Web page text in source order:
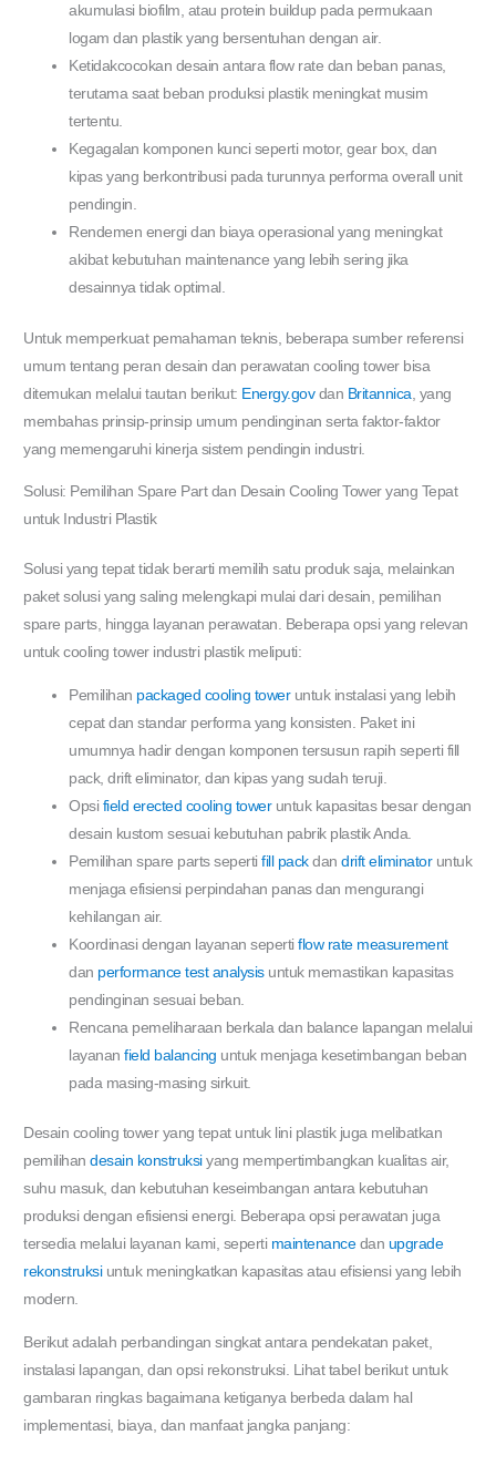
akumulasi biofilm, atau protein buildup pada permukaan
logam dan plastik yang bersentuhan dengan air.
Ketidakcocokan desain antara flow rate dan beban panas,
terutama saat beban produksi plastik meningkat musim
tertentu.
Kegagalan komponen kunci seperti motor, gear box, dan
kipas yang berkontribusi pada turunnya performa overall unit
pendingin.
Rendemen energi dan biaya operasional yang meningkat
akibat kebutuhan maintenance yang lebih sering jika
desainnya tidak optimal.
Untuk memperkuat pemahaman teknis, beberapa sumber referensi
umum tentang peran desain dan perawatan cooling tower bisa
ditemukan melalui tautan berikut: Energy.govdan Britannica , yang
membahas prinsip-prinsip umum pendinginan serta faktor-faktor
yang memengaruhi kinerja sistem pendingin industri.
Solusi: Pemilihan Spare Part dan Desain Cooling Tower yang Tepat
untuk Industri Plastik
Solusi yang tepat tidak berarti memilih satu produk saja, melainkan
paket solusi yang saling melengkapi mulai dari desain, pemilihan
spare parts, hingga layanan perawatan. Beberapa opsi yang relevan
untukcooling tower industri plastikmeliputi:
Pemilihan packaged cooling toweruntuk instalasi yang lebih
cepat dan standar performa yang konsisten. Paket ini
umumnya hadir dengan komponen tersusun rapih seperti fill
pack, drift eliminator, dan kipas yang sudah teruji.
Opsi field erected cooling toweruntuk kapasitas besar dengan
desain kustom sesuai kebutuhan pabrik plastik Anda.
Pemilihan spare parts sepertifill packdandrift eliminatoruntuk
menjaga efisiensi perpindahan panas dan mengurangi
kehilangan air.
Koordinasi dengan layanan sepertiflow rate measurement
dan performance test analysisuntuk memastikan kapasitas
pendinginan sesuai beban.
Rencana pemeliharaan berkala dan balance lapangan melalui
layananfield balancing untuk menjaga kesetimbangan beban
pada masing-masing sirkuit.
Desain cooling tower yang tepat untuk lini plastik juga melibatkan
pemilihandesain konstruksiyang mempertimbangkan kualitas air,
suhu masuk, dan kebutuhan keseimbangan antara kebutuhan
produksi dengan efisiensi energi. Beberapa opsi perawatan juga
tersedia melalui layanan kami, seperti maintenancedan upgrade
rekonstruksiuntuk meningkatkan kapasitas atau efisiensi yang lebih
modern.
Berikut adalah perbandingan singkat antara pendekatan paket,
instalasi lapangan, dan opsi rekonstruksi. Lihat tabel berikut untuk
gambaran ringkas bagaimana ketiganya berbeda dalam hal
implementasi, biaya, dan manfaat jangka panjang: